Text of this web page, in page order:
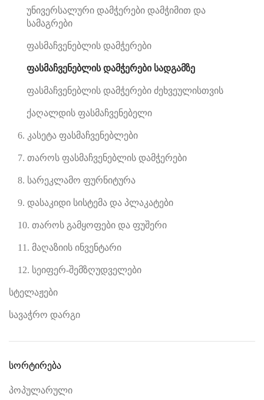
უნივერსალური დამჭერები დამჭიმით და
სამაგრები
ფასმაჩვენებლის დამჭერები
ფასმაჩვენებლის დამჭერები სადგამზე
ფასმაჩვენებლის დამჭერები ძეხვეულისთვის
ქაღალდის ფასმაჩვენებელი
6. კასეტა ფასმაჩვენებლები
7. თაროს ფასმაჩვენებლის დამჭერები
8. სარეკლამო ფურნიტურა
9. დასაკიდი სისტემა და პლაკატები
10. თაროს გამყოფები და ფუშერი
11. მაღაზიის ინვენტარი
12. სეიფერ-შემზღუდველები
სტელაჟები
სავაჭრო დარგი
სორტირება
პოპულარული